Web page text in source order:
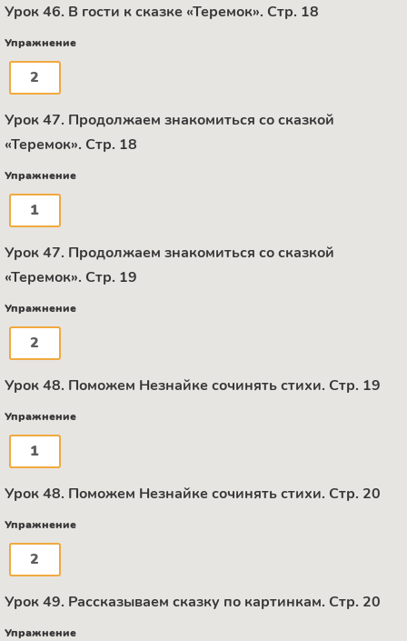
Урок 46. В гости к сказке «Теремок». Стр. 18
Упражнение
2
Урок 47. Продолжаем знакомиться со сказкой
«Теремок». Стр. 18
Упражнение
1
Урок 47. Продолжаем знакомиться со сказкой
«Теремок». Стр. 19
Упражнение
2
Урок 48. Поможем Незнайке сочинять стихи. Стр. 19
Упражнение
1
Урок 48. Поможем Незнайке сочинять стихи. Стр. 20
Упражнение
2
Урок 49. Рассказываем сказку по картинкам. Стр. 20
Упражнение